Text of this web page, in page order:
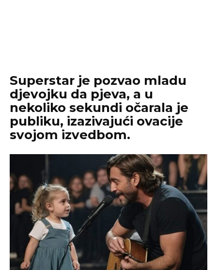
Superstar je pozvao mladu
djevojku da pjeva, a u
nekoliko sekundi očarala je
publiku, izazivajući ovacije
svojom izvedbom.